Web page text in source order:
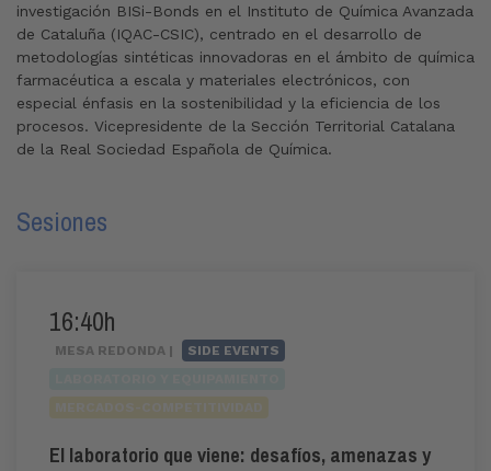
investigación BISi-Bonds en el Instituto de Química Avanzada
de Cataluña (IQAC-CSIC), centrado en el desarrollo de
metodologías sintéticas innovadoras en el ámbito de química
farmacéutica a escala y materiales electrónicos, con
especial énfasis en la sostenibilidad y la eficiencia de los
procesos. Vicepresidente de la Sección Territorial Catalana
de la Real Sociedad Española de Química.
Sesiones
16:40h
MESA REDONDA |
SIDE EVENTS
El laboratorio que viene: desafíos, amenazas y